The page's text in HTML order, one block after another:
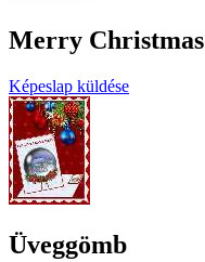
Merry Christmas
Képeslap küldése
Üveggömb